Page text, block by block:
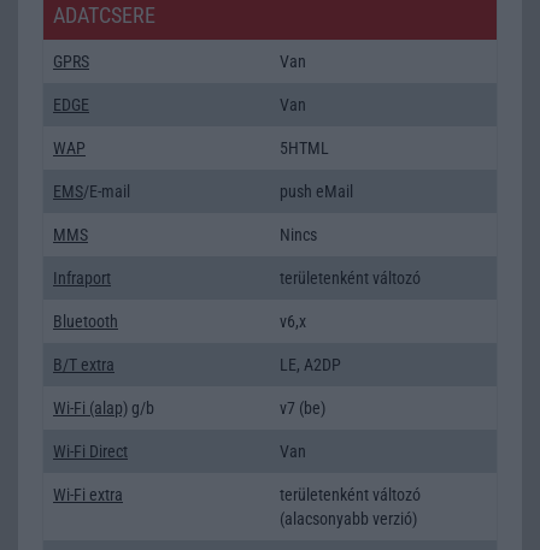
ADATCSERE
GPRS Van
EDGE Van
WAP 5HTML
EMS/E-mail push eMail
MMS Nincs
Infraport területenként változó
Bluetooth v6,x
B/T extra LE, A2DP
Wi-Fi (alap) g/b v7 (be)
Wi-Fi Direct Van
Wi-Fi extra
területenként változó
(alacsonyabb verzió)